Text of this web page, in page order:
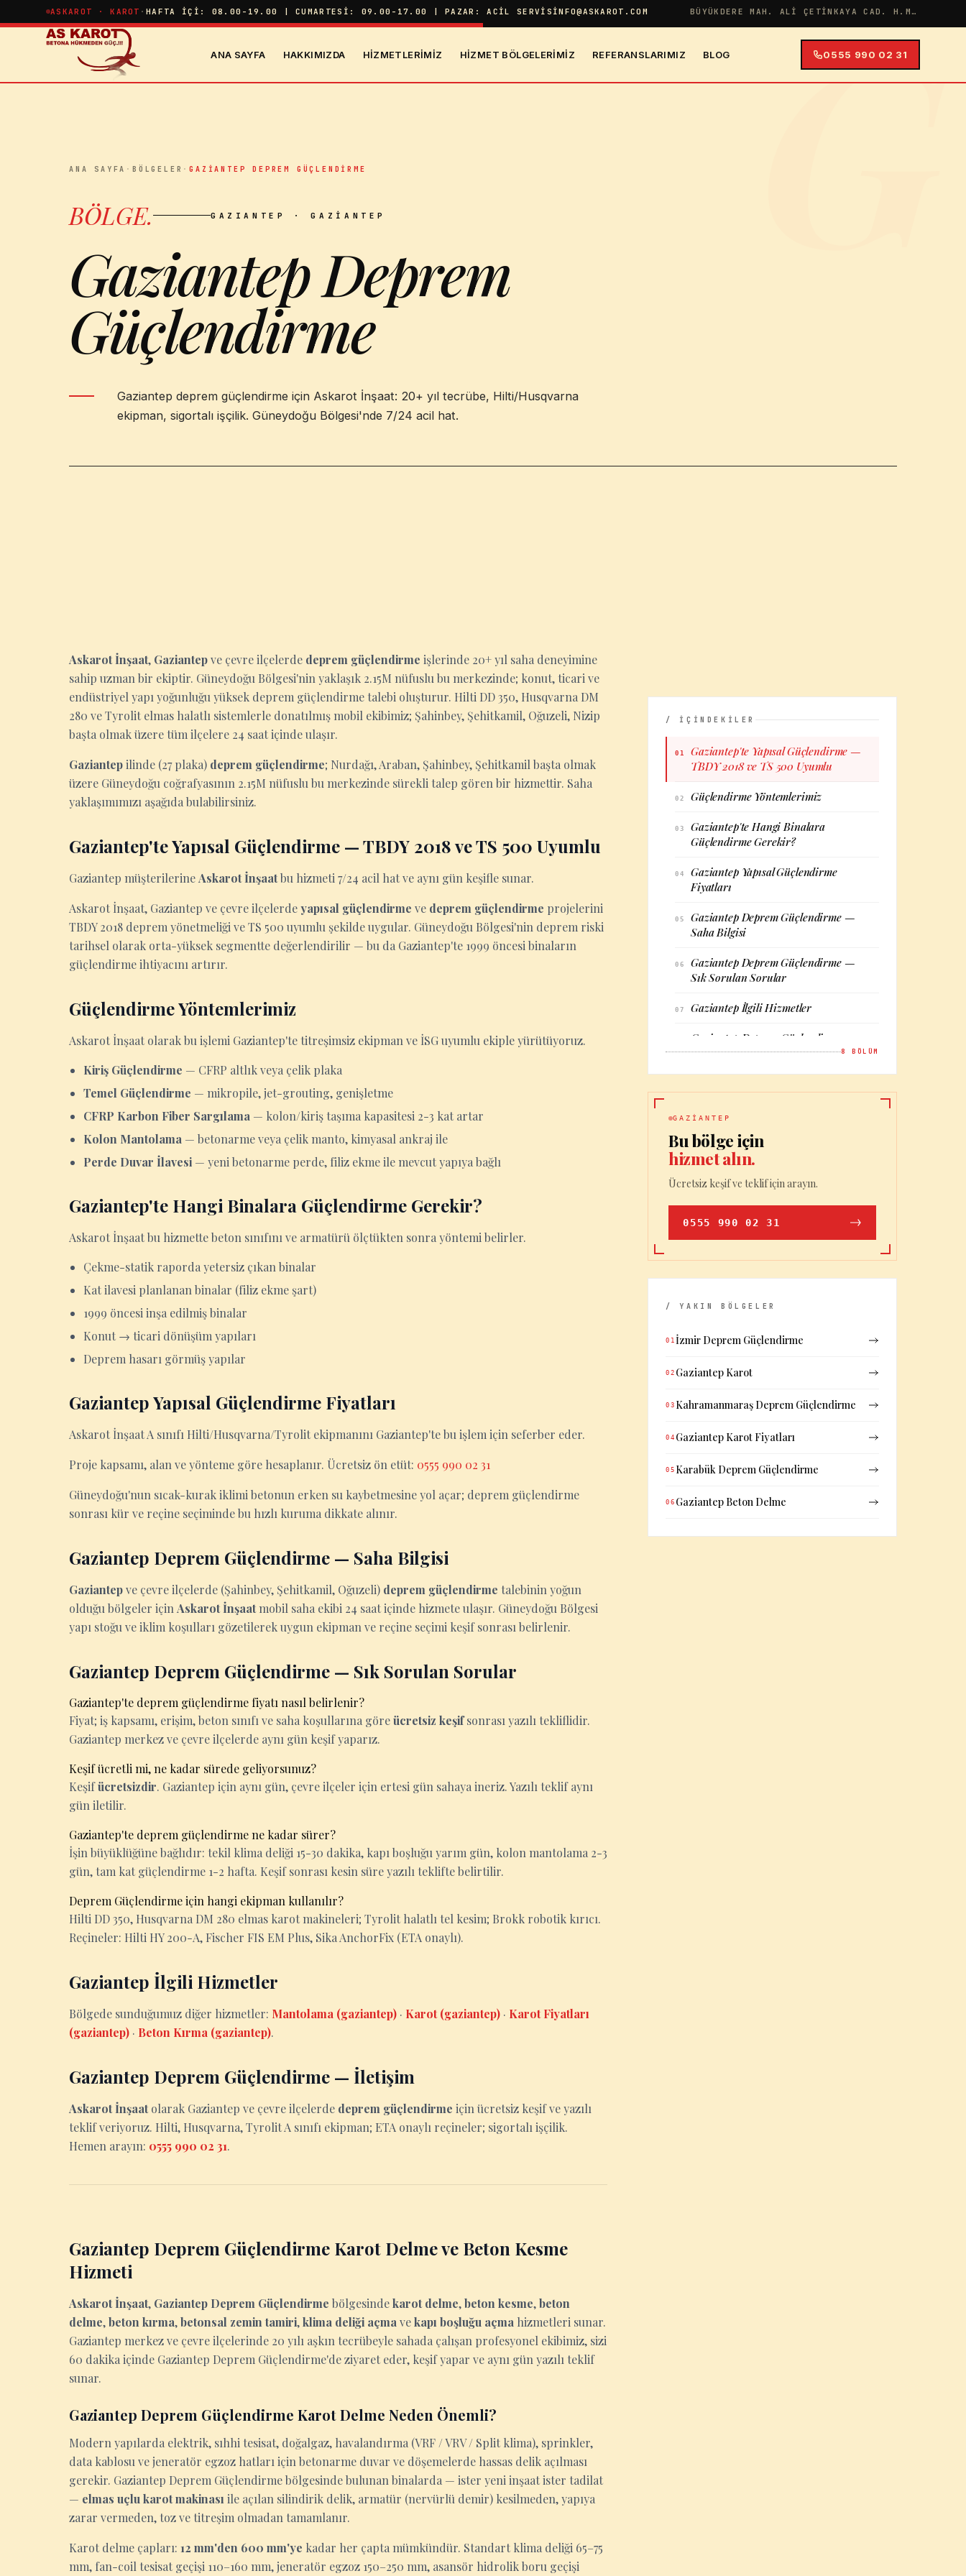
İçeriğe atlaASKAROT · KAROT ·HAFTA İÇI: 08.00-19.00 | CUMARTESI: 09.00-17.00 | PAZAR: ACIL SERVIS INFO@ASKAROT.COM BÜYÜKDERE MAH. ALI ÇETINKAYA CAD. H.MERYEM APT NO:38 İÇ KAPI NO:4
ANA SAYFA HAKKIMIZDA HIZMETLERIMIZ HIZMET BÖLGELERIMIZ REFERANSLARIMIZ BLOG 0555 990 02 31
G
ANA SAYFA ·BÖLGELER ·GAZIANTEP DEPREM GÜÇLENDIRME
BÖLGE. GAZIANTEP · GAZIANTEP
Gaziantep Deprem
Güçlendirme
Gaziantep deprem güçlendirme için Askarot İnşaat: 20+ yıl tecrübe, Hilti/Husqvarna
ekipman, sigortalı işçilik. Güneydoğu Bölgesi'nde 7/24 acil hat.
Askarot İnşaat, Gaziantepve çevre ilçelerde deprem güçlendirme işlerinde 20+ yıl saha deneyimine
sahip uzman bir ekiptir. Güneydoğu Bölgesi'nin yaklaşık 2.15M nüfuslu bu merkezinde; konut, ticari ve
endüstriyel yapı yoğunluğu yüksek deprem güçlendirme talebi oluşturur. Hilti DD 350, Husqvarna DM
280 ve Tyrolit elmas halatlı sistemlerle donatılmış mobil ekibimiz; Şahinbey, Şehitkamil, Oğuzeli, Nizip
başta olmak üzere tüm ilçelere 24 saat içinde ulaşır.
Gaziantepilinde (27 plaka) deprem güçlendirme; Nurdağı, Araban, Şahinbey, Şehitkamil başta olmak
üzere Güneydoğu coğrafyasının 2.15M nüfuslu bu merkezinde sürekli talep gören bir hizmettir. Saha
yaklaşımımızı aşağıda bulabilirsiniz.
Gaziantep'te Yapısal Güçlendirme — TBDY 2018 ve TS 500 Uyumlu
Gaziantep müşterilerineAskarot İnşaatbu hizmeti 7/24 acil hat ve aynı gün keşifle sunar.
Askarot İnşaat, Gaziantep ve çevre ilçelerdeyapısal güçlendirme ve deprem güçlendirme projelerini
TBDY 2018 deprem yönetmeliği ve TS 500 uyumlu şekilde uygular. Güneydoğu Bölgesi'nin deprem riski
tarihsel olarak orta-yüksek segmentte değerlendirilir — bu da Gaziantep'te 1999 öncesi binaların
güçlendirme ihtiyacını artırır.
Güçlendirme Yöntemlerimiz
Askarot İnşaat olarak bu işlemi Gaziantep'te titreşimsiz ekipman ve İSG uyumlu ekiple yürütüyoruz.
Kiriş Güçlendirme — CFRP altlık veya çelik plaka
Temel Güçlendirme — mikropile, jet-grouting, genişletme
CFRP Karbon Fiber Sargılama — kolon/kiriş taşıma kapasitesi 2-3 kat artar
Kolon Mantolama — betonarme veya çelik manto, kimyasal ankraj ile
Perde Duvar İlavesi — yeni betonarme perde, filiz ekme ile mevcut yapıya bağlı
Gaziantep'te Hangi Binalara Güçlendirme Gerekir?
Askarot İnşaat bu hizmette beton sınıfını ve armatürü ölçtükten sonra yöntemi belirler.
Çekme-statik raporda yetersiz çıkan binalar
Kat ilavesi planlanan binalar (filiz ekme şart)
1999 öncesi inşa edilmiş binalar
Konut → ticari dönüşüm yapıları
Deprem hasarı görmüş yapılar
Gaziantep Yapısal Güçlendirme Fiyatları
Askarot İnşaat A sınıfı Hilti/Husqvarna/Tyrolit ekipmanını Gaziantep'te bu işlem için seferber eder.
Proje kapsamı, alan ve yönteme göre hesaplanır. Ücretsiz ön etüt: 0555 990 02 31
Güneydoğu'nun sıcak-kurak iklimi betonun erken su kaybetmesine yol açar; deprem güçlendirme
sonrası kür ve reçine seçiminde bu hızlı kuruma dikkate alınır.
Gaziantep Deprem Güçlendirme — Saha Bilgisi
Gaziantepve çevre ilçelerde (Şahinbey, Şehitkamil, Oğuzeli) deprem güçlendirme talebinin yoğun
olduğu bölgeler için Askarot İnşaatmobil saha ekibi 24 saat içinde hizmete ulaşır. Güneydoğu Bölgesi
yapı stoğu ve iklim koşulları gözetilerek uygun ekipman ve reçine seçimi keşif sonrası belirlenir.
Gaziantep Deprem Güçlendirme — Sık Sorulan Sorular
Gaziantep'te deprem güçlendirme fiyatı nasıl belirlenir?
Fiyat; iş kapsamı, erişim, beton sınıfı ve saha koşullarına göreücretsiz keşifsonrası yazılı tekliflidir.
Gaziantep merkez ve çevre ilçelerde aynı gün keşif yaparız.
Keşif ücretli mi, ne kadar sürede geliyorsunuz?
Keşifücretsizdir. Gaziantep için aynı gün, çevre ilçeler için ertesi gün sahaya ineriz. Yazılı teklif aynı
gün iletilir.
Gaziantep'te deprem güçlendirme ne kadar sürer?
İşin büyüklüğüne bağlıdır: tekil klima deliği 15-30 dakika, kapı boşluğu yarım gün, kolon mantolama 2-3
gün, tam kat güçlendirme 1-2 hafta. Keşif sonrası kesin süre yazılı teklifte belirtilir.
Deprem Güçlendirme için hangi ekipman kullanılır?
Hilti DD 350, Husqvarna DM 280 elmas karot makineleri; Tyrolit halatlı tel kesim; Brokk robotik kırıcı.
Reçineler: Hilti HY 200-A, Fischer FIS EM Plus, Sika AnchorFix (ETA onaylı).
Gaziantep İlgili Hizmetler
Bölgede sunduğumuz diğer hizmetler: Mantolama (gaziantep) · Karot (gaziantep) · Karot Fiyatları
(gaziantep) · Beton Kırma (gaziantep).
Gaziantep Deprem Güçlendirme — İletişim
Askarot İnşaatolarak Gaziantep ve çevre ilçelerde deprem güçlendirme için ücretsiz keşif ve yazılı
teklif veriyoruz. Hilti, Husqvarna, Tyrolit A sınıfı ekipman; ETA onaylı reçineler; sigortalı işçilik.
Hemen arayın: 0555 990 02 31.
Gaziantep Deprem Güçlendirme Karot Delme ve Beton Kesme
Hizmeti
Askarot İnşaat, Gaziantep Deprem Güçlendirme bölgesindekarot delme,beton kesme,beton
delme,beton kırma,betonsal zemin tamiri,klima deliği açma vekapı boşluğu açma hizmetleri sunar.
Gaziantep merkez ve çevre ilçelerinde 20 yılı aşkın tecrübeyle sahada çalışan profesyonel ekibimiz, sizi
60 dakika içinde Gaziantep Deprem Güçlendirme'de ziyaret eder, keşif yapar ve aynı gün yazılı teklif
sunar.
Gaziantep Deprem Güçlendirme Karot Delme Neden Önemli?
Modern yapılarda elektrik, sıhhi tesisat, doğalgaz, havalandırma (VRF / VRV / Split klima), sprinkler,
data kablosu ve jeneratör egzoz hatları için betonarme duvar ve döşemelerde hassas delik açılması
gerekir. Gaziantep Deprem Güçlendirme bölgesinde bulunan binalarda — ister yeni inşaat ister tadilat
— elmas uçlu karot makinası ile açılan silindirik delik, armatür (nervürlü demir) kesilmeden, yapıya
zarar vermeden, toz ve titreşim olmadan tamamlanır.
Karot delme çapları: 12 mm'den 600 mm'ye kadar her çapta mümkündür. Standart klima deliği 65–75
mm, fan-coil tesisat geçişi 110–160 mm, jeneratör egzoz 150–250 mm, asansör hidrolik boru geçişi
/ İÇİNDEKİLER
01
Gaziantep'te Yapısal Güçlendirme —
TBDY 2018 ve TS 500 Uyumlu
02 Güçlendirme Yöntemlerimiz
03
Gaziantep'te Hangi Binalara
Güçlendirme Gerekir?
04
Gaziantep Yapısal Güçlendirme
Fiyatları
05
Gaziantep Deprem Güçlendirme —
Saha Bilgisi
06
Gaziantep Deprem Güçlendirme —
Sık Sorulan Sorular
07 Gaziantep İlgili Hizmetler
Gaziantep Deprem Güçlendirme —
İletişim
8 BÖLÜM
GAZIANTEP
Bu bölge için
hizmet alın.
Ücretsiz keşif ve teklif için arayın.
0555 990 02 31
/ YAKIN BÖLGELER
01 İzmir Deprem Güçlendirme
02 Gaziantep Karot
03 Kahramanmaraş Deprem Güçlendirme
04 Gaziantep Karot Fiyatları
05 Karabük Deprem Güçlendirme
06 Gaziantep Beton Delme